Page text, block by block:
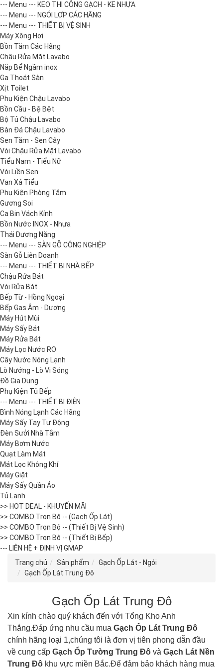
--- Menu --- KEO THI CÔNG GẠCH - KE NHỰA
--- Menu --- NGÓI LỢP CÁC HÃNG
--- Menu --- THIẾT BỊ VỆ SINH
Máy Xông Hơi
Bồn Tắm Các Hãng
Chậu Rửa Mặt Lavabo
Nắp Bể Ngầm inox
Ga Thoát Sàn
Xịt Toilet
Phụ Kiện Chậu Lavabo
Bồn Cầu - Bệ Bệt
Bộ Tủ Chậu Lavabo
Bàn Đá Chậu Lavabo
Sen Tắm - Sen Cây
Vòi Chậu Rửa Mặt Lavabo
Tiểu Nam - Tiểu Nữ
Vòi Liền Sen
Van Xả Tiểu
Phụ Kiện Phòng Tắm
Gương Soi
Ca Bin Vách Kính
Bồn Nước INOX - Nhựa
Thái Dương Năng
--- Menu --- SÀN GỖ CÔNG NGHIỆP
Sàn Gỗ Liên Doanh
--- Menu --- THIẾT BỊ NHÀ BẾP
Chậu Rửa Bát
Vòi Rửa Bát
Bếp Từ - Hồng Ngoại
Bếp Gas Âm - Dương
Máy Hút Mùi
Máy Sấy Bát
Máy Rửa Bát
Máy Lọc Nước RO
Cây Nước Nóng Lạnh
Lò Nướng - Lò Vi Sóng
Đồ Gia Dụng
Phụ Kiện Tủ Bếp
--- Menu --- THIẾT BỊ ĐIỆN
Bình Nóng Lạnh Các Hãng
Máy Sấy Tay Tự Động
Đèn Sưởi Nhà Tắm
Máy Bơm Nước
Quạt Làm Mát
Mát Lọc Không Khí
Máy Giặt
Máy Sấy Quần Áo
Tủ Lạnh
>> HOT DEAL - KHUYẾN MÃI
>> COMBO Trọn Bộ -- (Gạch Ốp Lát)
>> COMBO Trọn Bộ -- (Thiết Bị Vệ Sinh)
>> COMBO Trọn Bộ -- (Thiết Bị Bếp)
--- LIÊN HỆ + ĐỊNH VỊ GMAP
Trang chủ
Sản phẩm
Gạch Ốp Lát - Ngói
Gạch Ốp Lát Trung Đô
Gạch Ốp Lát Trung Đô
Xin kính chào quý khách đến với Tổng Kho Anh
Thắng.Đáp ứng nhu cầu mua Gạch Ốp Lát Trung Đô
chính hãng loại 1,chúng tôi là đơn vị tiên phong dẫn đầu
về cung cấp Gạch Ốp Tường Trung Đô và Gạch Lát Nền
Trung Đô khu vực miền Bắc.Để đảm bảo khách hàng mua